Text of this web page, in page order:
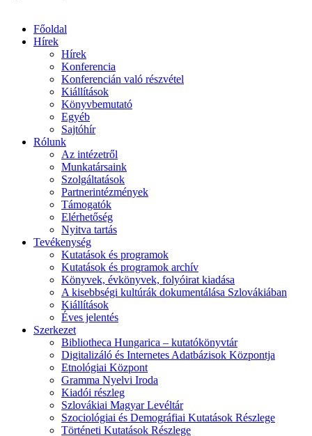
Főoldal
Hírek
Hírek
Konferencia
Konferencián való részvétel
Kiállítások
Könyvbemutató
Egyéb
Sajtóhír
Rólunk
Az intézetről
Munkatársaink
Szolgáltatások
Partnerintézmények
Támogatók
Elérhetőség
Nyitva tartás
Tevékenység
Kutatások és programok
Kutatások és programok archív
Könyvek, évkönyvek, folyóirat kiadása
A kisebbségi kultúrák dokumentálása Szlovákiában
Kiállítások
Éves jelentés
Szerkezet
Bibliotheca Hungarica – kutatókönyvtár
Digitalizáló és Internetes Adatbázisok Központja
Etnológiai Központ
Gramma Nyelvi Iroda
Kiadói részleg
Szlovákiai Magyar Levéltár
Szociológiai és Demográfiai Kutatások Részlege
Történeti Kutatások Részlege